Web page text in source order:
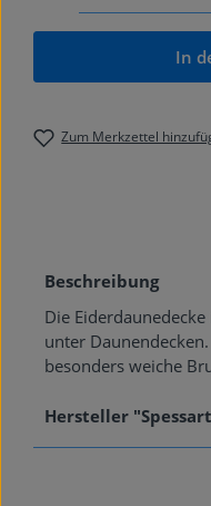
In
Zum Merkzettel
Beschreibung
Die
unter
besonders weiche
Hersteller